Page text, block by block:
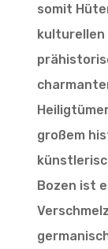
somit
kulturellen
großem
Bozen ist